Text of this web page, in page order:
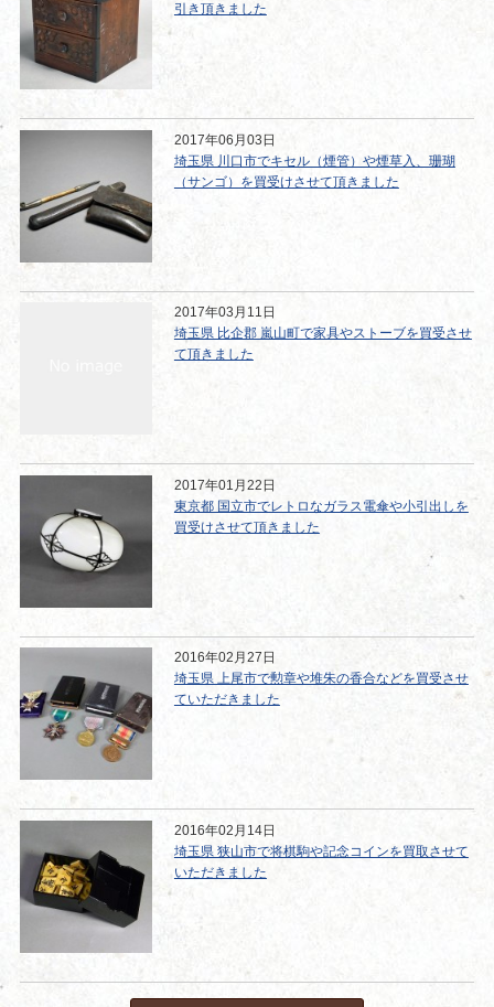
引き頂きました
2017年06月03日
埼玉県 川口市でキセル（煙管）や煙草入、珊瑚
（サンゴ）を買受けさせて頂きました
2017年03月11日
埼玉県 比企郡 嵐山町で家具やストーブを買受させ
て頂きました
2017年01月22日
東京都 国立市でレトロなガラス電傘や小引出しを
買受けさせて頂きました
2016年02月27日
埼玉県 上尾市で勲章や堆朱の香合などを買受させ
ていただきました
2016年02月14日
埼玉県 狭山市で将棋駒や記念コインを買取させて
いただきました